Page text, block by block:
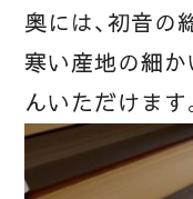
奥には、初音の
寒い産地の細
んいただけます